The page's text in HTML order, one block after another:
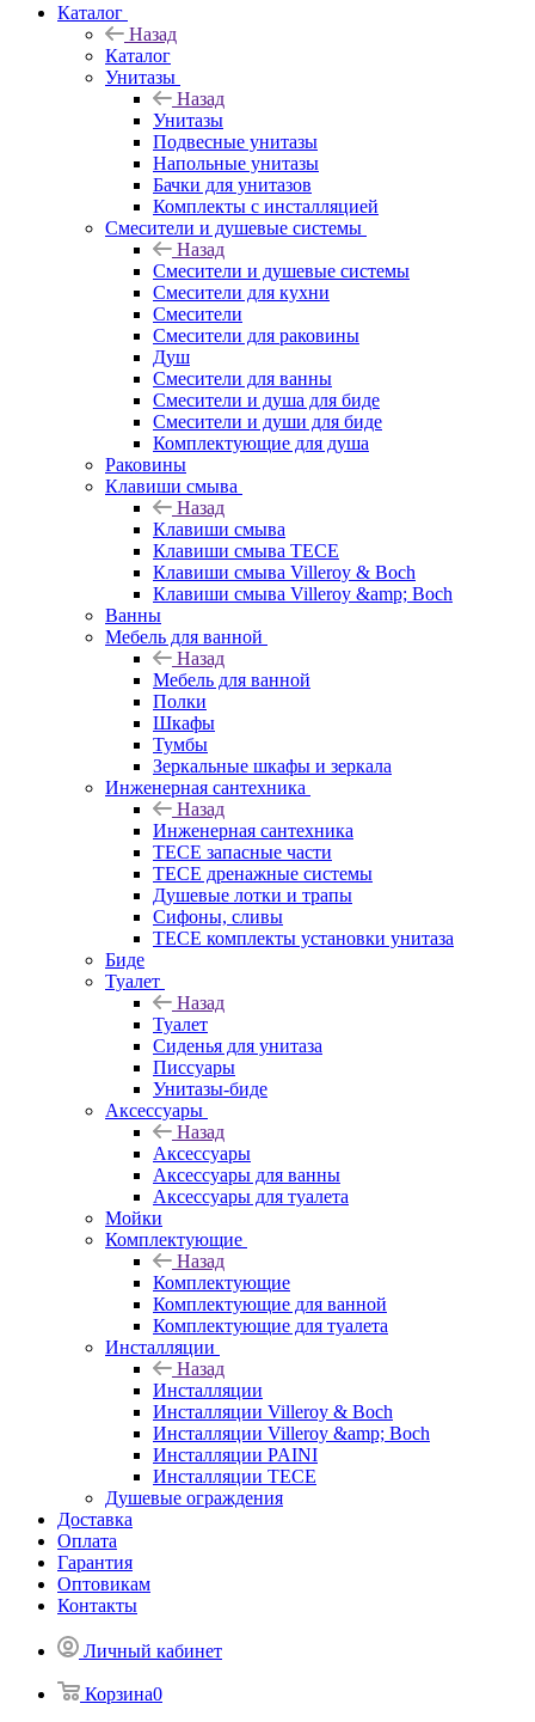
Каталог
Назад
Каталог
Унитазы
Назад
Унитазы
Подвесные унитазы
Напольные унитазы
Бачки для унитазов
Комплекты с инсталляцией
Смесители и душевые системы
Назад
Смесители и душевые системы
Смесители для кухни
Смесители
Смесители для раковины
Душ
Смесители для ванны
Смесители и душа для биде
Смесители и души для биде
Комплектующие для душа
Раковины
Клавиши смыва
Назад
Клавиши смыва
Клавиши смыва TECE
Клавиши смыва Villeroy & Boch
Клавиши смыва Villeroy &amp; Boch
Ванны
Мебель для ванной
Назад
Мебель для ванной
Полки
Шкафы
Тумбы
Зеркальные шкафы и зеркала
Инженерная сантехника
Назад
Инженерная сантехника
TECE запасные части
TECE дренажные системы
Душевые лотки и трапы
Сифоны, сливы
TECE комплекты установки унитаза
Биде
Туалет
Назад
Туалет
Сиденья для унитаза
Писсуары
Унитазы-биде
Аксессуары
Назад
Аксессуары
Аксессуары для ванны
Аксессуары для туалета
Мойки
Комплектующие
Назад
Комплектующие
Комплектующие для ванной
Комплектующие для туалета
Инсталляции
Назад
Инсталляции
Инсталляции Villeroy & Boch
Инсталляции Villeroy &amp; Boch
Инсталляции PAINI
Инсталляции TECE
Душевые ограждения
Доставка
Оплата
Гарантия
Оптовикам
Контакты
Личный кабинет
Корзина0